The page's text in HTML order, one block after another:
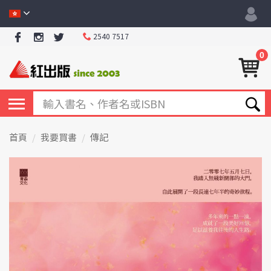
2540 7517
0
首頁 我要買書 傳記